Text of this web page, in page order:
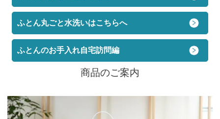
ふとん丸ごと水洗いはこちらへ
ふとんのお手入れ自宅訪問編
商品のご案内